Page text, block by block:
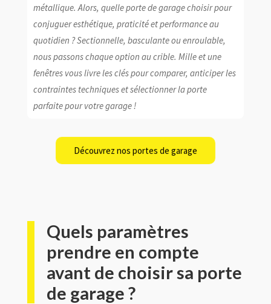
métallique. Alors, quelle porte de garage choisir pour
conjuguer esthétique, praticité et performance au
quotidien ? Sectionnelle, basculante ou enroulable,
nous passons chaque option au crible. Mille et une
fenêtres vous livre les clés pour comparer, anticiper les
contraintes techniques et sélectionner la porte
parfaite pour votre garage !
Découvrez nos portes de garage
Quels paramètres
prendre en compte
avant de choisir sa porte
de garage ?